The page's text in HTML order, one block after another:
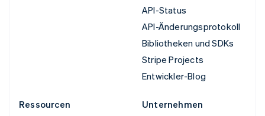
API-Status
API-Änderungsprotokoll
Bibliotheken und SDKs
Stripe Projects
Entwickler-Blog
Ressourcen
Unternehmen